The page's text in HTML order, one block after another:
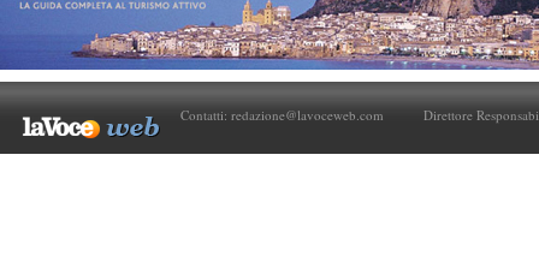
Contatti: redazione@lavoceweb.com Direttore